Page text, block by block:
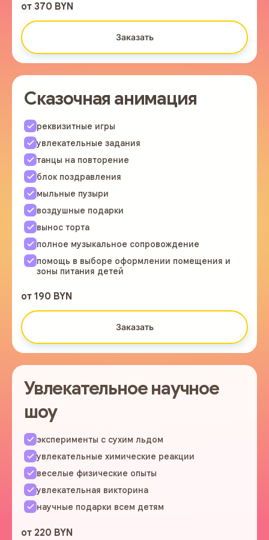
от 370 BYN
Заказать
Сказочная анимация
реквизитные игры
увлекательные задания
танцы на повторение
блок поздравления
мыльные пузыри
воздушные подарки
вынос торта
полное музыкальное сопровождение
помощь в выборе оформлении помещения и
зоны питания детей
от 190 BYN
Заказать
Увлекательное научное
шоу
эксперименты с сухим льдом
увлекательные химические реакции
веселые физические опыты
увлекательная викторина
научные подарки всем детям
от 220 BYN